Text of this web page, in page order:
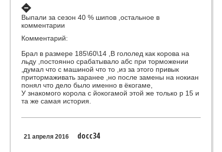
Выпали за сезон 40 % шипов ,остальное в
комментарии
Комментарий:
Брал в размере 185\60\14 ,В гололед как корова на
льду ,постоянно срабатывало абс при торможении
,думал что с машиной что то ,из за этого привык
притормаживать заранее ,но после замены на нокиан
понял что дело было именно в ёкогаме,
У знакомого корола с йокогамой этой же только р 15 и
та же самая история.
21 апреля 2016 docc34